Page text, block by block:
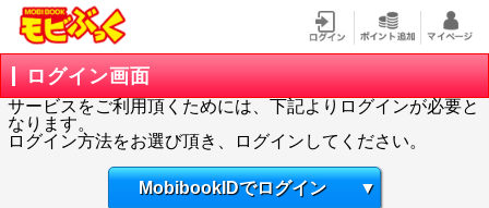
ログイン画面
サービスをご利用頂くためには、下記よりログインが必要と
なります。
ログイン方法をお選び頂き、ログインしてください。
MobibookIDでログイン ▼